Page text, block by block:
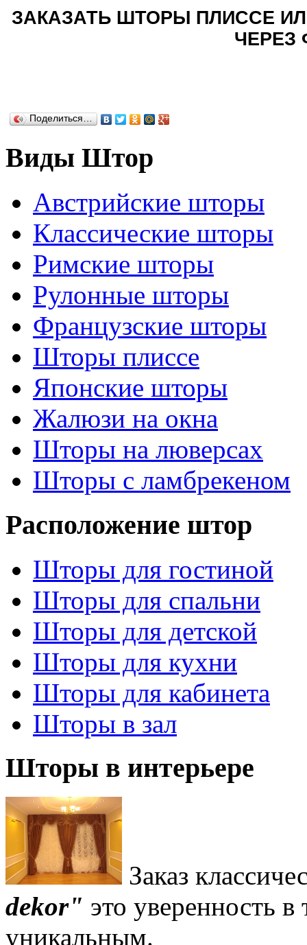
ЗАКАЗАТЬ ШТОРЫ ПЛИССЕ
ЧЕРЕЗ
Поделиться…
Виды Штор
Австрийские шторы
Классические шторы
Римские шторы
Рулонные шторы
Французские шторы
Шторы плиссе
Японские шторы
Жалюзи на окна
Шторы на люверсах
Шторы с ламбрекеном
Расположение штор
Шторы для гостиной
Шторы для спальни
Шторы для детской
Шторы для кухни
Шторы для кабинета
Шторы в зал
Шторы в интерьере
Заказ
dekor" это уверенность
уникальным.